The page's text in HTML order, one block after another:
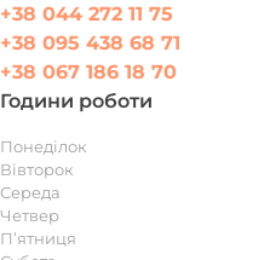
+38 044 272 11 75
+38 095 438 68 71
+38 067 186 18 70
Години роботи
Понеділок
Вівторок
Середа
Четвер
П’ятниця